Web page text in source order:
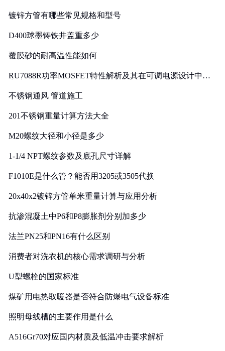
镀锌方管有哪些常见规格和型号
D400球墨铸铁井盖重多少
覆膜砂的耐高温性能如何
RU7088R功率MOSFET特性解析及其在可调电源设计中的
不锈钢通风 管道施工
201不锈钢重量计算方法大全
M20螺纹大径和小径是多少
1-1/4 NPT螺纹参数及底孔尺寸详解
F1010E是什么管？能否用3205或3505代换
20x40x2镀锌方管单米重量计算与应用分析
抗渗混凝土中P6和P8膨胀剂分别加多少
法兰PN25和PN16有什么区别
消费者对洗衣机的核心需求调研与分析
U型螺栓的国家标准
煤矿用电热取暖器是否符合防爆电气设备标准
照明母线槽的主要作用是什么
A516Gr70对应国内材质及低温冲击要求解析